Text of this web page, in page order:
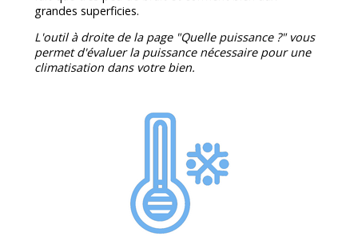
grandes superficies.
L'outil à droite de la page "Quelle puissance ?" vous
permet d'évaluer la puissance nécessaire pour une
climatisation dans votre bien.